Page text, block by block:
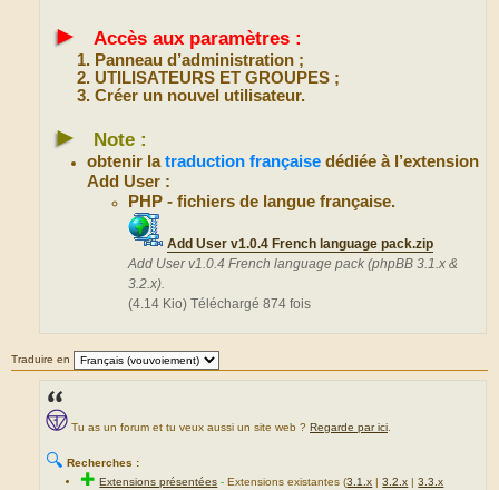
► Accès aux paramètres :
Panneau d’administration ;
UTILISATEURS ET GROUPES ;
Créer un nouvel utilisateur.
► Note :
obtenir latraduction française dédiée à l’extension
Add User :
PHP - fichiers de langue française.
Add User v1.0.4 French language pack.zip
Add User v1.0.4 French language pack (phpBB 3.1.x &
3.2.x).
(4.14 Kio) Téléchargé 874 fois
Traduire en
Tu as un forum et tu veux aussi un site web ? Regarde par ici
🔍 Recherches :
✚Extensions présentées -Extensions existantes (3.1.x |3.2.x |3.3.x